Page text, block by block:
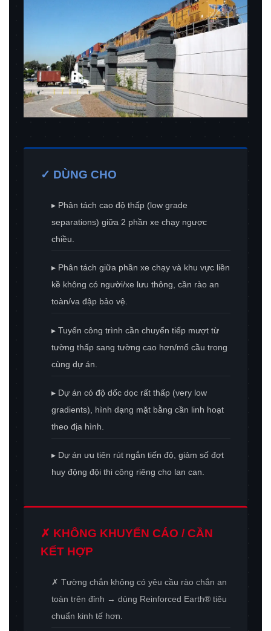
✓ DÙNG CHO
▸ Phân tách cao độ thấp (low grade
separations) giữa 2 phần xe chạy ngược
chiều.
▸ Phân tách giữa phần xe chạy và khu vực liền
kề không có người/xe lưu thông, cần rào an
toàn/va đập bảo vệ.
▸ Tuyến công trình cần chuyển tiếp mượt từ
tường thấp sang tường cao hơn/mố cầu trong
cùng dự án.
▸ Dự án có độ dốc dọc rất thấp (very low
gradients), hình dạng mặt bằng cần linh hoạt
theo địa hình.
▸ Dự án ưu tiên rút ngắn tiến độ, giảm số đợt
huy động đội thi công riêng cho lan can.
✗ KHÔNG KHUYẾN CÁO / CẦN
KẾT HỢP
✗ Tường chắn không có yêu cầu rào chắn an
toàn trên đỉnh → dùng Reinforced Earth® tiêu
chuẩn kinh tế hơn.